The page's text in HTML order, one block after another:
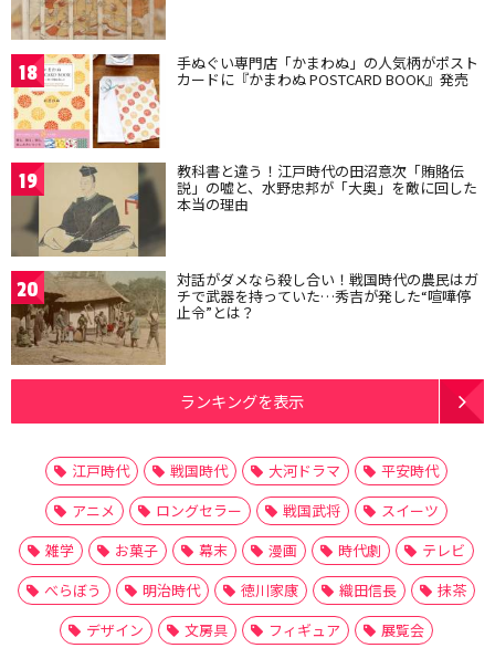
18 手ぬぐい専門店「かまわぬ」の人気柄がポスト
カードに『かまわぬ POSTCARD BOOK』発売
19 教科書と違う！江戸時代の田沼意次「賄賂伝
説」の嘘と、水野忠邦が「大奥」を敵に回した
本当の理由
20 対話がダメなら殺し合い！戦国時代の農民はガ
チで武器を持っていた…秀吉が発した“喧嘩停
止令”とは？
ランキングを表示
江戸時代 戦国時代 大河ドラマ
平安時代
アニメ
ロングセラー 戦国武将
スイーツ
雑学
お菓子 幕末 漫画 時代劇
テレビ
べらぼう
明治時代 徳川家康 織田信長
抹茶
デザイン
文房具 フィギュア
展覧会